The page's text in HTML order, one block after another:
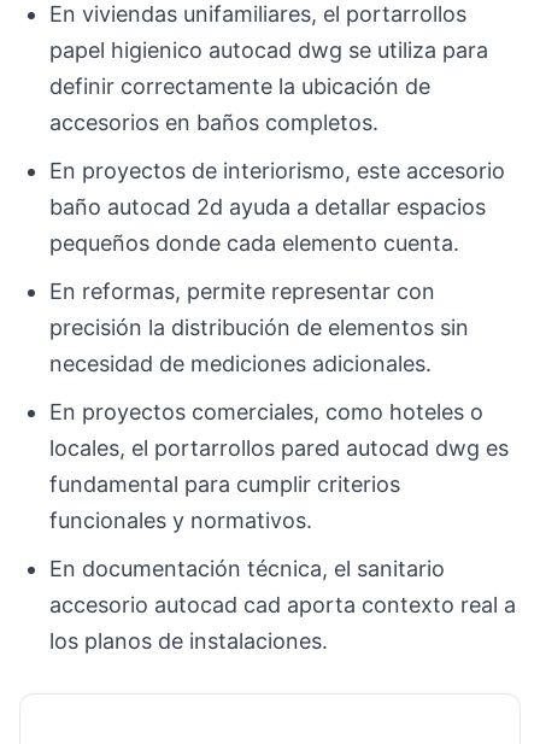
En viviendas unifamiliares, el portarrollos
papel higienico autocad dwg se utiliza para
definir correctamente la ubicación de
accesorios en baños completos.
En proyectos de interiorismo, este accesorio
baño autocad 2d ayuda a detallar espacios
pequeños donde cada elemento cuenta.
En reformas, permite representar con
precisión la distribución de elementos sin
necesidad de mediciones adicionales.
En proyectos comerciales, como hoteles o
locales, el portarrollos pared autocad dwg es
fundamental para cumplir criterios
funcionales y normativos.
En documentación técnica, el sanitario
accesorio autocad cad aporta contexto real a
los planos de instalaciones.